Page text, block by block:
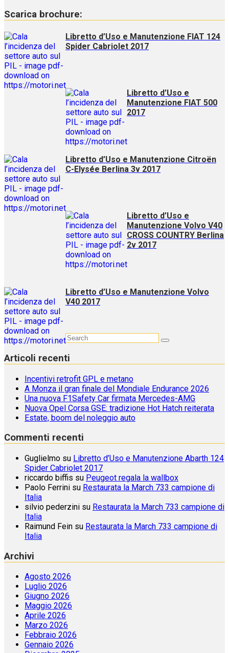
Scarica brochure:
Libretto d’Uso e Manutenzione FIAT 124
Spider Cabriolet 2017
Libretto d’Uso e
Manutenzione FIAT 500
2017
Libretto d’Uso e Manutenzione Citroën
C-Elysée Berlina 3v 2017
Libretto d’Uso e
Manutenzione Volvo V40
CROSS COUNTRY Berlina
2v 2017
Libretto d’Uso e Manutenzione Volvo
V40 2017
Articoli recenti
Incentivi retrofit GPL e metano
A Monza il gran finale del Mondiale Endurance 2026
Una nuova F1Safety Car firmata Mercedes-AMG
Nuova Opel Corsa GSE: tradizione Hot Hatch reiterata
Estate, boom del noleggio auto
Commenti recenti
Guglielmo su Libretto d’Uso e Manutenzione Abarth 124
Spider Cabriolet 2017
riccardo biffis su Peugeot regala la wallbox
Paolo Ferrini su Restaurata la March 733 campione di
Italia
silvio pederzini su Restaurata la March 733 campione di
Italia
Raimund Fein su Restaurata la March 733 campione di
Italia
Archivi
Agosto 2026
Luglio 2026
Giugno 2026
Maggio 2026
Aprile 2026
Marzo 2026
Febbraio 2026
Gennaio 2026